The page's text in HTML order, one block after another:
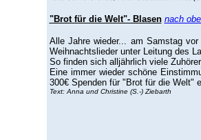
"Brot für die Welt"- Blasen nach
Alle Jahre wieder... am Samstag
Weihnachtslieder unter Leitung des
So finden sich alljährlich viele
Eine immer wieder schöne
300€ Spenden für "Brot für die Welt"
Text: Anna und Christine (S.-) Ziebarth